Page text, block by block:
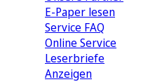
E-Paper lesen
Service FAQ
Online Service
Leserbriefe
Anzeigen